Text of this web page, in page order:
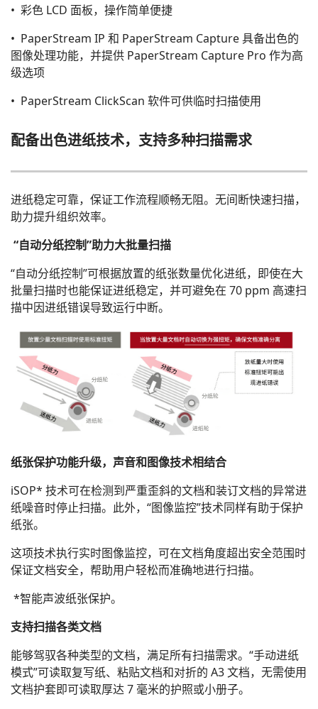
• 彩色 LCD 面板，操作简单便捷
• PaperStream IP 和 PaperStream Capture 具备出色的
图像处理功能，并提供 PaperStream Capture Pro 作为高
级选项
• PaperStream ClickScan 软件可供临时扫描使用
配备出色进纸技术，支持多种扫描需求
进纸稳定可靠，保证工作流程顺畅无阻。无间断快速扫描，
助力提升组织效率。
“自动分纸控制”助力大批量扫描
“自动分纸控制”可根据放置的纸张数量优化进纸，即使在大
批量扫描时也能保证进纸稳定，并可避免在 70 ppm 高速扫
描中因进纸错误导致运行中断。
纸张保护功能升级，声音和图像技术相结合
iSOP* 技术可在检测到严重歪斜的文档和装订文档的异常进
纸噪音时停止扫描。此外，“图像监控”技术同样有助于保护
纸张。
这项技术执行实时图像监控，可在文档角度超出安全范围时
保证文档安全，帮助用户轻松而准确地进行扫描。
*智能声波纸张保护。
支持扫描各类文档
能够驾驭各种类型的文档，满足所有扫描需求。“手动进纸
模式”可读取复写纸、粘贴文档和对折的 A3 文档，无需使用
文档护套即可读取厚达 7 毫米的护照或小册子。